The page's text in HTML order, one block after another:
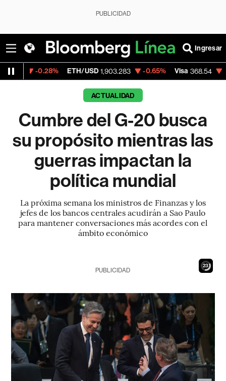
PUBLICIDAD
Ingresar
ETH/USD 1,903.283 -0.65% Visa 368.54 -0.28%
ACTUALIDAD
Cumbre del G-20 busca
su propósito mientras las
guerras impactan la
política mundial
La próxima semana los ministros de Finanzas y los
jefes de los bancos centrales acudirán a Sao Paulo
para mantener conversaciones más acordes con el
ámbito económico
21
PUBLICIDAD